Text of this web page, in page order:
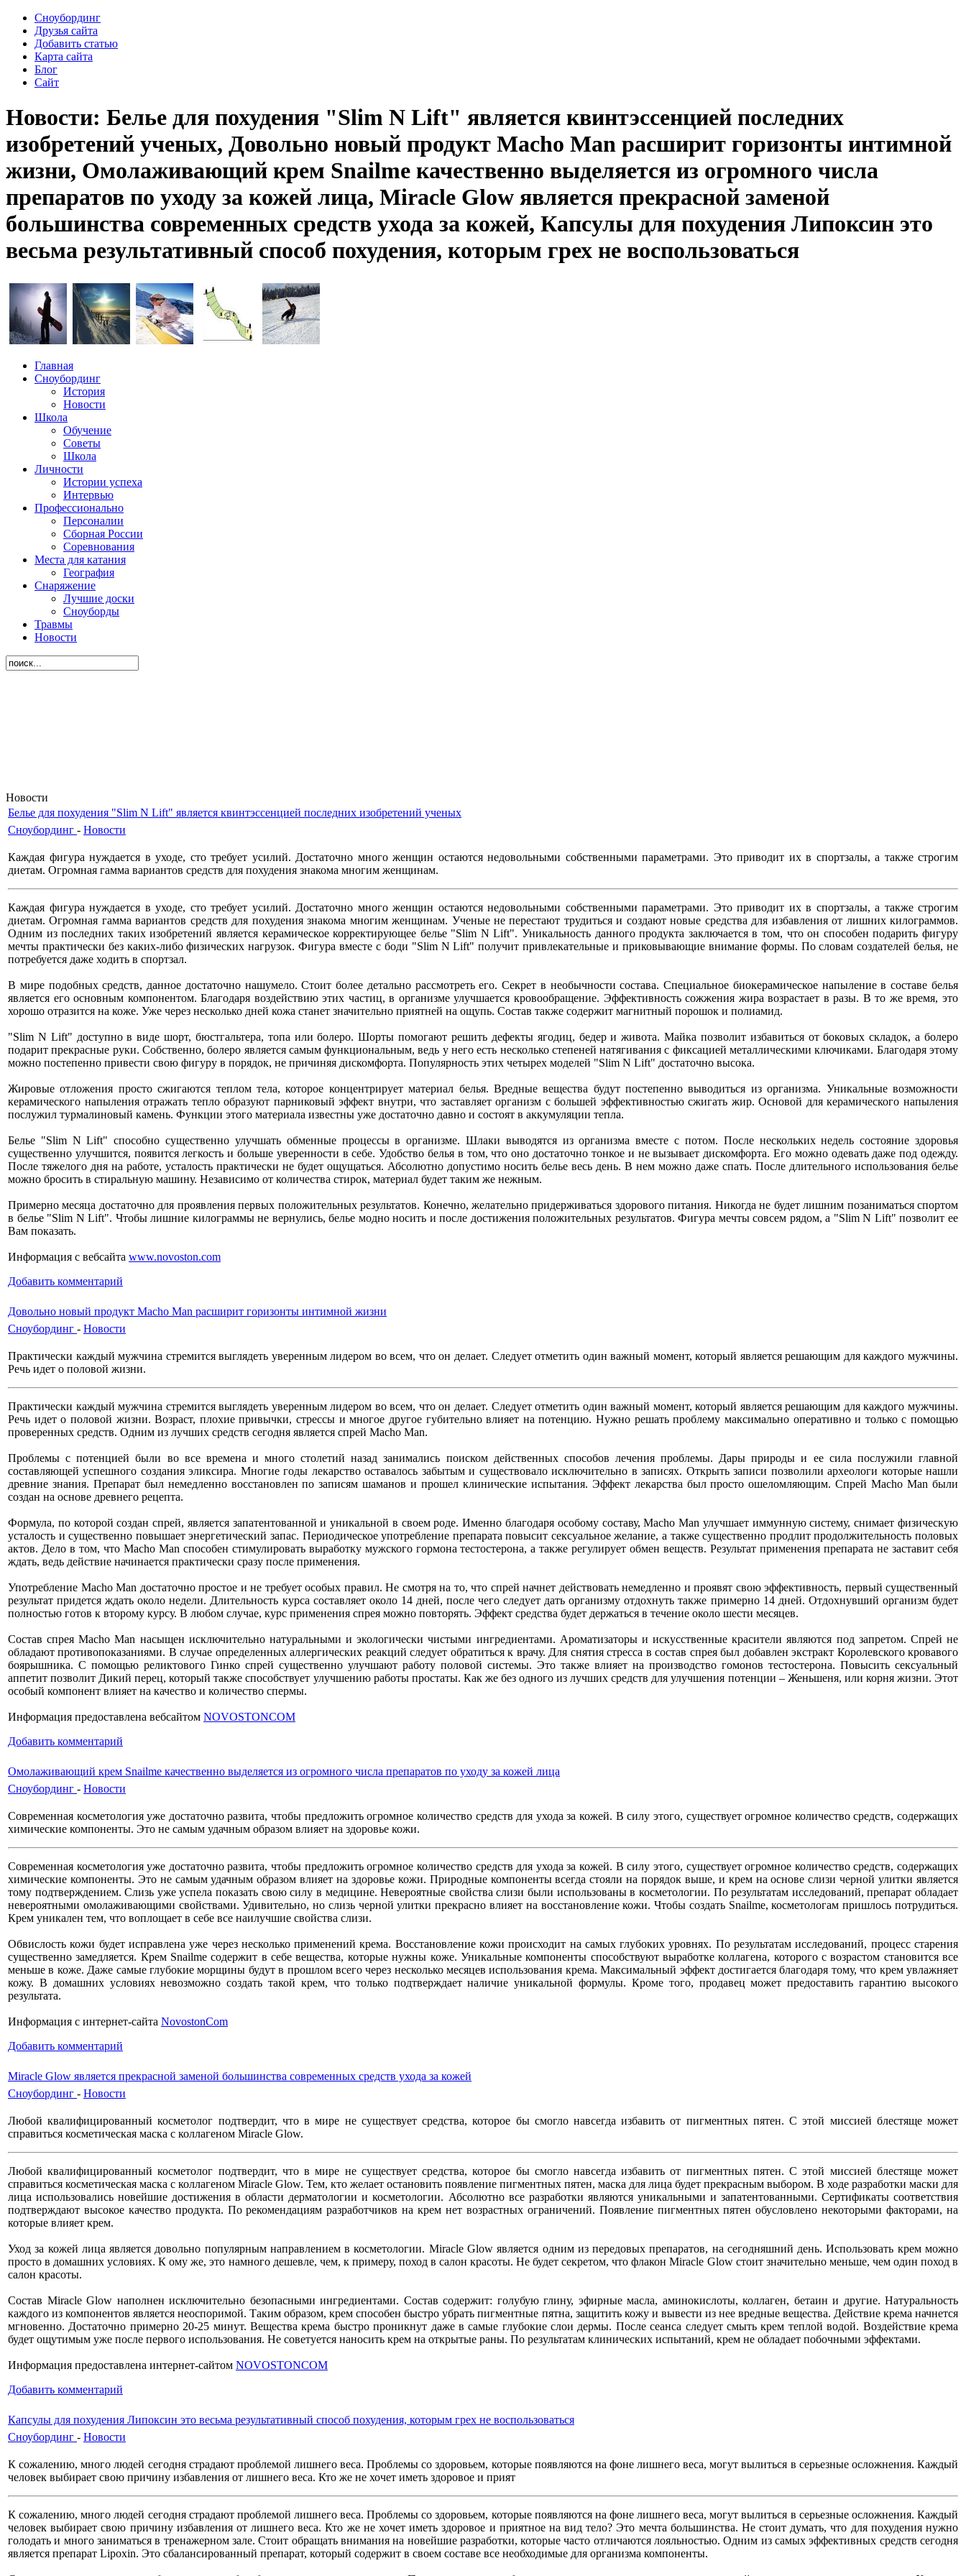
Сноубординг
Друзья сайта
Добавить статью
Карта сайта
Блог
Сайт
Новости: Белье для похудения "Slim N Lift" является квинтэссенцией последних
изобретений ученых, Довольно новый продукт Macho Man расширит горизонты интимной
жизни, Омолаживающий крем Snailme качественно выделяется из огромного числа
препаратов по уходу за кожей лица, Miracle Glow является прекрасной заменой
большинства современных средств ухода за кожей, Капсулы для похудения Липоксин это
весьма результативный способ похудения, которым грех не воспользоваться
Главная
Сноубординг
История
Новости
Школа
Обучение
Советы
Школа
Личности
Истории успеха
Интервью
Профессионально
Персоналии
Сборная России
Соревнования
Места для катания
География
Снаряжение
Лучшие доски
Сноуборды
Травмы
Новости
Новости
Белье для похудения "Slim N Lift" является квинтэссенцией последних изобретений ученых
Сноубординг - Новости
Каждая фигура нуждается в уходе, сто требует усилий. Достаточно много женщин остаются недовольными собственными параметрами. Это приводит их в спортзалы, а также строгим
диетам. Огромная гамма вариантов средств для похудения знакома многим женщинам.
Каждая фигура нуждается в уходе, сто требует усилий. Достаточно много женщин остаются недовольными собственными параметрами. Это приводит их в спортзалы, а также строгим
диетам. Огромная гамма вариантов средств для похудения знакома многим женщинам. Ученые не перестают трудиться и создают новые средства для избавления от лишних килограммов.
Одним из последних таких изобретений является керамическое корректирующее белье "Slim N Lift". Уникальность данного продукта заключается в том, что он способен подарить фигуру
мечты практически без каких-либо физических нагрузок. Фигура вместе с боди "Slim N Lift" получит привлекательные и приковывающие внимание формы. По словам создателей белья, не
потребуется даже ходить в спортзал.
В мире подобных средств, данное достаточно нашумело. Стоит более детально рассмотреть его. Секрет в необычности состава. Специальное биокерамическое напыление в составе белья
является его основным компонентом. Благодаря воздействию этих частиц, в организме улучшается кровообращение. Эффективность сожжения жира возрастает в разы. В то же время, это
хорошо отразится на коже. Уже через несколько дней кожа станет значительно приятней на ощупь. Состав также содержит магнитный порошок и полиамид.
"Slim N Lift" доступно в виде шорт, бюстгальтера, топа или болеро. Шорты помогают решить дефекты ягодиц, бедер и живота. Майка позволит избавиться от боковых складок, а болеро
подарит прекрасные руки. Собственно, болеро является самым функциональным, ведь у него есть несколько степеней натягивания с фиксацией металлическими ключиками. Благодаря этому
можно постепенно привести свою фигуру в порядок, не причиняя дискомфорта. Популярность этих четырех моделей "Slim N Lift" достаточно высока.
Жировые отложения просто сжигаются теплом тела, которое концентрирует материал белья. Вредные вещества будут постепенно выводиться из организма. Уникальные возможности
керамического напыления отражать тепло образуют парниковый эффект внутри, что заставляет организм с большей эффективностью сжигать жир. Основой для керамического напыления
послужил турмалиновый камень. Функции этого материала известны уже достаточно давно и состоят в аккумуляции тепла.
Белье "Slim N Lift" способно существенно улучшать обменные процессы в организме. Шлаки выводятся из организма вместе с потом. После нескольких недель состояние здоровья
существенно улучшится, появится легкость и больше уверенности в себе. Удобство белья в том, что оно достаточно тонкое и не вызывает дискомфорта. Его можно одевать даже под одежду.
После тяжелого дня на работе, усталость практически не будет ощущаться. Абсолютно допустимо носить белье весь день. В нем можно даже спать. После длительного использования белье
можно бросить в стиральную машину. Независимо от количества стирок, материал будет таким же нежным.
Примерно месяца достаточно для проявления первых положительных результатов. Конечно, желательно придерживаться здорового питания. Никогда не будет лишним позаниматься спортом
в белье "Slim N Lift". Чтобы лишние килограммы не вернулись, белье модно носить и после достижения положительных результатов. Фигура мечты совсем рядом, а "Slim N Lift" позволит ее
Вам показать.
Информация с вебсайта www.novoston.com
Добавить комментарий
Довольно новый продукт Macho Man расширит горизонты интимной жизни
Сноубординг - Новости
Практически каждый мужчина стремится выглядеть уверенным лидером во всем, что он делает. Следует отметить один важный момент, который является решающим для каждого мужчины.
Речь идет о половой жизни.
Практически каждый мужчина стремится выглядеть уверенным лидером во всем, что он делает. Следует отметить один важный момент, который является решающим для каждого мужчины.
Речь идет о половой жизни. Возраст, плохие привычки, стрессы и многое другое губительно влияет на потенцию. Нужно решать проблему максимально оперативно и только с помощью
проверенных средств. Одним из лучших средств сегодня является спрей Macho Man.
Проблемы с потенцией были во все времена и много столетий назад занимались поиском действенных способов лечения проблемы. Дары природы и ее сила послужили главной
составляющей успешного создания эликсира. Многие годы лекарство оставалось забытым и существовало исключительно в записях. Открыть записи позволили археологи которые нашли
древние знания. Препарат был немедленно восстановлен по записям шаманов и прошел клинические испытания. Эффект лекарства был просто ошеломляющим. Спрей Macho Man были
создан на основе древнего рецепта.
Формула, по которой создан спрей, является запатентованной и уникальной в своем роде. Именно благодаря особому составу, Macho Man улучшает иммунную систему, снимает физическую
усталость и существенно повышает энергетический запас. Периодическое употребление препарата повысит сексуальное желание, а также существенно продлит продолжительность половых
актов. Дело в том, что Macho Man способен стимулировать выработку мужского гормона тестостерона, а также регулирует обмен веществ. Результат применения препарата не заставит себя
ждать, ведь действие начинается практически сразу после применения.
Употребление Macho Man достаточно простое и не требует особых правил. Не смотря на то, что спрей начнет действовать немедленно и проявят свою эффективность, первый существенный
результат придется ждать около недели. Длительность курса составляет около 14 дней, после чего следует дать организму отдохнуть также примерно 14 дней. Отдохнувший организм будет
полностью готов к второму курсу. В любом случае, курс применения спрея можно повторять. Эффект средства будет держаться в течение около шести месяцев.
Состав спрея Macho Man насыщен исключительно натуральными и экологически чистыми ингредиентами. Ароматизаторы и искусственные красители являются под запретом. Спрей не
обладают противопоказаниями. В случае определенных аллергических реакций следует обратиться к врачу. Для снятия стресса в состав спрея был добавлен экстракт Королевского кровавого
боярышника. С помощью реликтового Гинко спрей существенно улучшают работу половой системы. Это также влияет на производство гомонов тестостерона. Повысить сексуальный
аппетит позволит Дикий перец, который также способствует улучшению работы простаты. Как же без одного из лучших средств для улучшения потенции – Женьшеня, или корня жизни. Этот
особый компонент влияет на качество и количество спермы.
Информация предоставлена вебсайтом NOVOSTONCOM
Добавить комментарий
Омолаживающий крем Snailme качественно выделяется из огромного числа препаратов по уходу за кожей лица
Сноубординг - Новости
Современная косметология уже достаточно развита, чтобы предложить огромное количество средств для ухода за кожей. В силу этого, существует огромное количество средств, содержащих
химические компоненты. Это не самым удачным образом влияет на здоровье кожи.
Современная косметология уже достаточно развита, чтобы предложить огромное количество средств для ухода за кожей. В силу этого, существует огромное количество средств, содержащих
химические компоненты. Это не самым удачным образом влияет на здоровье кожи. Природные компоненты всегда стояли на порядок выше, и крем на основе слизи черной улитки является
тому подтверждением. Слизь уже успела показать свою силу в медицине. Невероятные свойства слизи были использованы в косметологии. По результатам исследований, препарат обладает
невероятными омолаживающими свойствами. Удивительно, но слизь черной улитки прекрасно влияет на восстановление кожи. Чтобы создать Snailme, косметологам пришлось потрудиться.
Крем уникален тем, что воплощает в себе все наилучшие свойства слизи.
Обвислость кожи будет исправлена уже через несколько применений крема. Восстановление кожи происходит на самых глубоких уровнях. По результатам исследований, процесс старения
существенно замедляется. Крем Snailme содержит в себе вещества, которые нужны коже. Уникальные компоненты способствуют выработке коллагена, которого с возрастом становится все
меньше в коже. Даже самые глубокие морщины будут в прошлом всего через несколько месяцев использования крема. Максимальный эффект достигается благодаря тому, что крем увлажняет
кожу. В домашних условиях невозможно создать такой крем, что только подтверждает наличие уникальной формулы. Кроме того, продавец может предоставить гарантию высокого
результата.
Информация с интернет-сайта NovostonCom
Добавить комментарий
Miracle Glow является прекрасной заменой большинства современных средств ухода за кожей
Сноубординг - Новости
Любой квалифицированный косметолог подтвердит, что в мире не существует средства, которое бы смогло навсегда избавить от пигментных пятен. С этой миссией блестяще может
справиться косметическая маска с коллагеном Miracle Glow.
Любой квалифицированный косметолог подтвердит, что в мире не существует средства, которое бы смогло навсегда избавить от пигментных пятен. С этой миссией блестяще может
справиться косметическая маска с коллагеном Miracle Glow. Тем, кто желает остановить появление пигментных пятен, маска для лица будет прекрасным выбором. В ходе разработки маски для
лица использовались новейшие достижения в области дерматологии и косметологии. Абсолютно все разработки являются уникальными и запатентованными. Сертификаты соответствия
подтверждают высокое качество продукта. По рекомендациям разработчиков на крем нет возрастных ограничений. Появление пигментных пятен обусловлено некоторыми факторами, на
которые влияет крем.
Уход за кожей лица является довольно популярным направлением в косметологии. Miracle Glow является одним из передовых препаратов, на сегодняшний день. Использовать крем можно
просто в домашних условиях. К ому же, это намного дешевле, чем, к примеру, поход в салон красоты. Не будет секретом, что флакон Miracle Glow стоит значительно меньше, чем один поход в
салон красоты.
Состав Miracle Glow наполнен исключительно безопасными ингредиентами. Состав содержит: голубую глину, эфирные масла, аминокислоты, коллаген, бетаин и другие. Натуральность
каждого из компонентов является неоспоримой. Таким образом, крем способен быстро убрать пигментные пятна, защитить кожу и вывести из нее вредные вещества. Действие крема начнется
мгновенно. Достаточно примерно 20-25 минут. Вещества крема быстро проникнут даже в самые глубокие слои дермы. После сеанса следует смыть крем теплой водой. Воздействие крема
будет ощутимым уже после первого использования. Не советуется наносить крем на открытые раны. По результатам клинических испытаний, крем не обладает побочными эффектами.
Информация предоставлена интернет-сайтом NOVOSTONCOM
Добавить комментарий
Капсулы для похудения Липоксин это весьма результативный способ похудения, которым грех не воспользоваться
Сноубординг - Новости
К сожалению, много людей сегодня страдают проблемой лишнего веса. Проблемы со здоровьем, которые появляются на фоне лишнего веса, могут вылиться в серьезные осложнения. Каждый
человек выбирает свою причину избавления от лишнего веса. Кто же не хочет иметь здоровое и прият
К сожалению, много людей сегодня страдают проблемой лишнего веса. Проблемы со здоровьем, которые появляются на фоне лишнего веса, могут вылиться в серьезные осложнения. Каждый
человек выбирает свою причину избавления от лишнего веса. Кто же не хочет иметь здоровое и приятное на вид тело? Это мечта большинства. Не стоит думать, что для похудения нужно
голодать и много заниматься в тренажерном зале. Стоит обращать внимания на новейшие разработки, которые часто отличаются лояльностью. Одним из самых эффективных средств сегодня
является препарат Lipoxin. Это сбалансированный препарат, который содержит в своем составе все необходимые для организма компоненты.